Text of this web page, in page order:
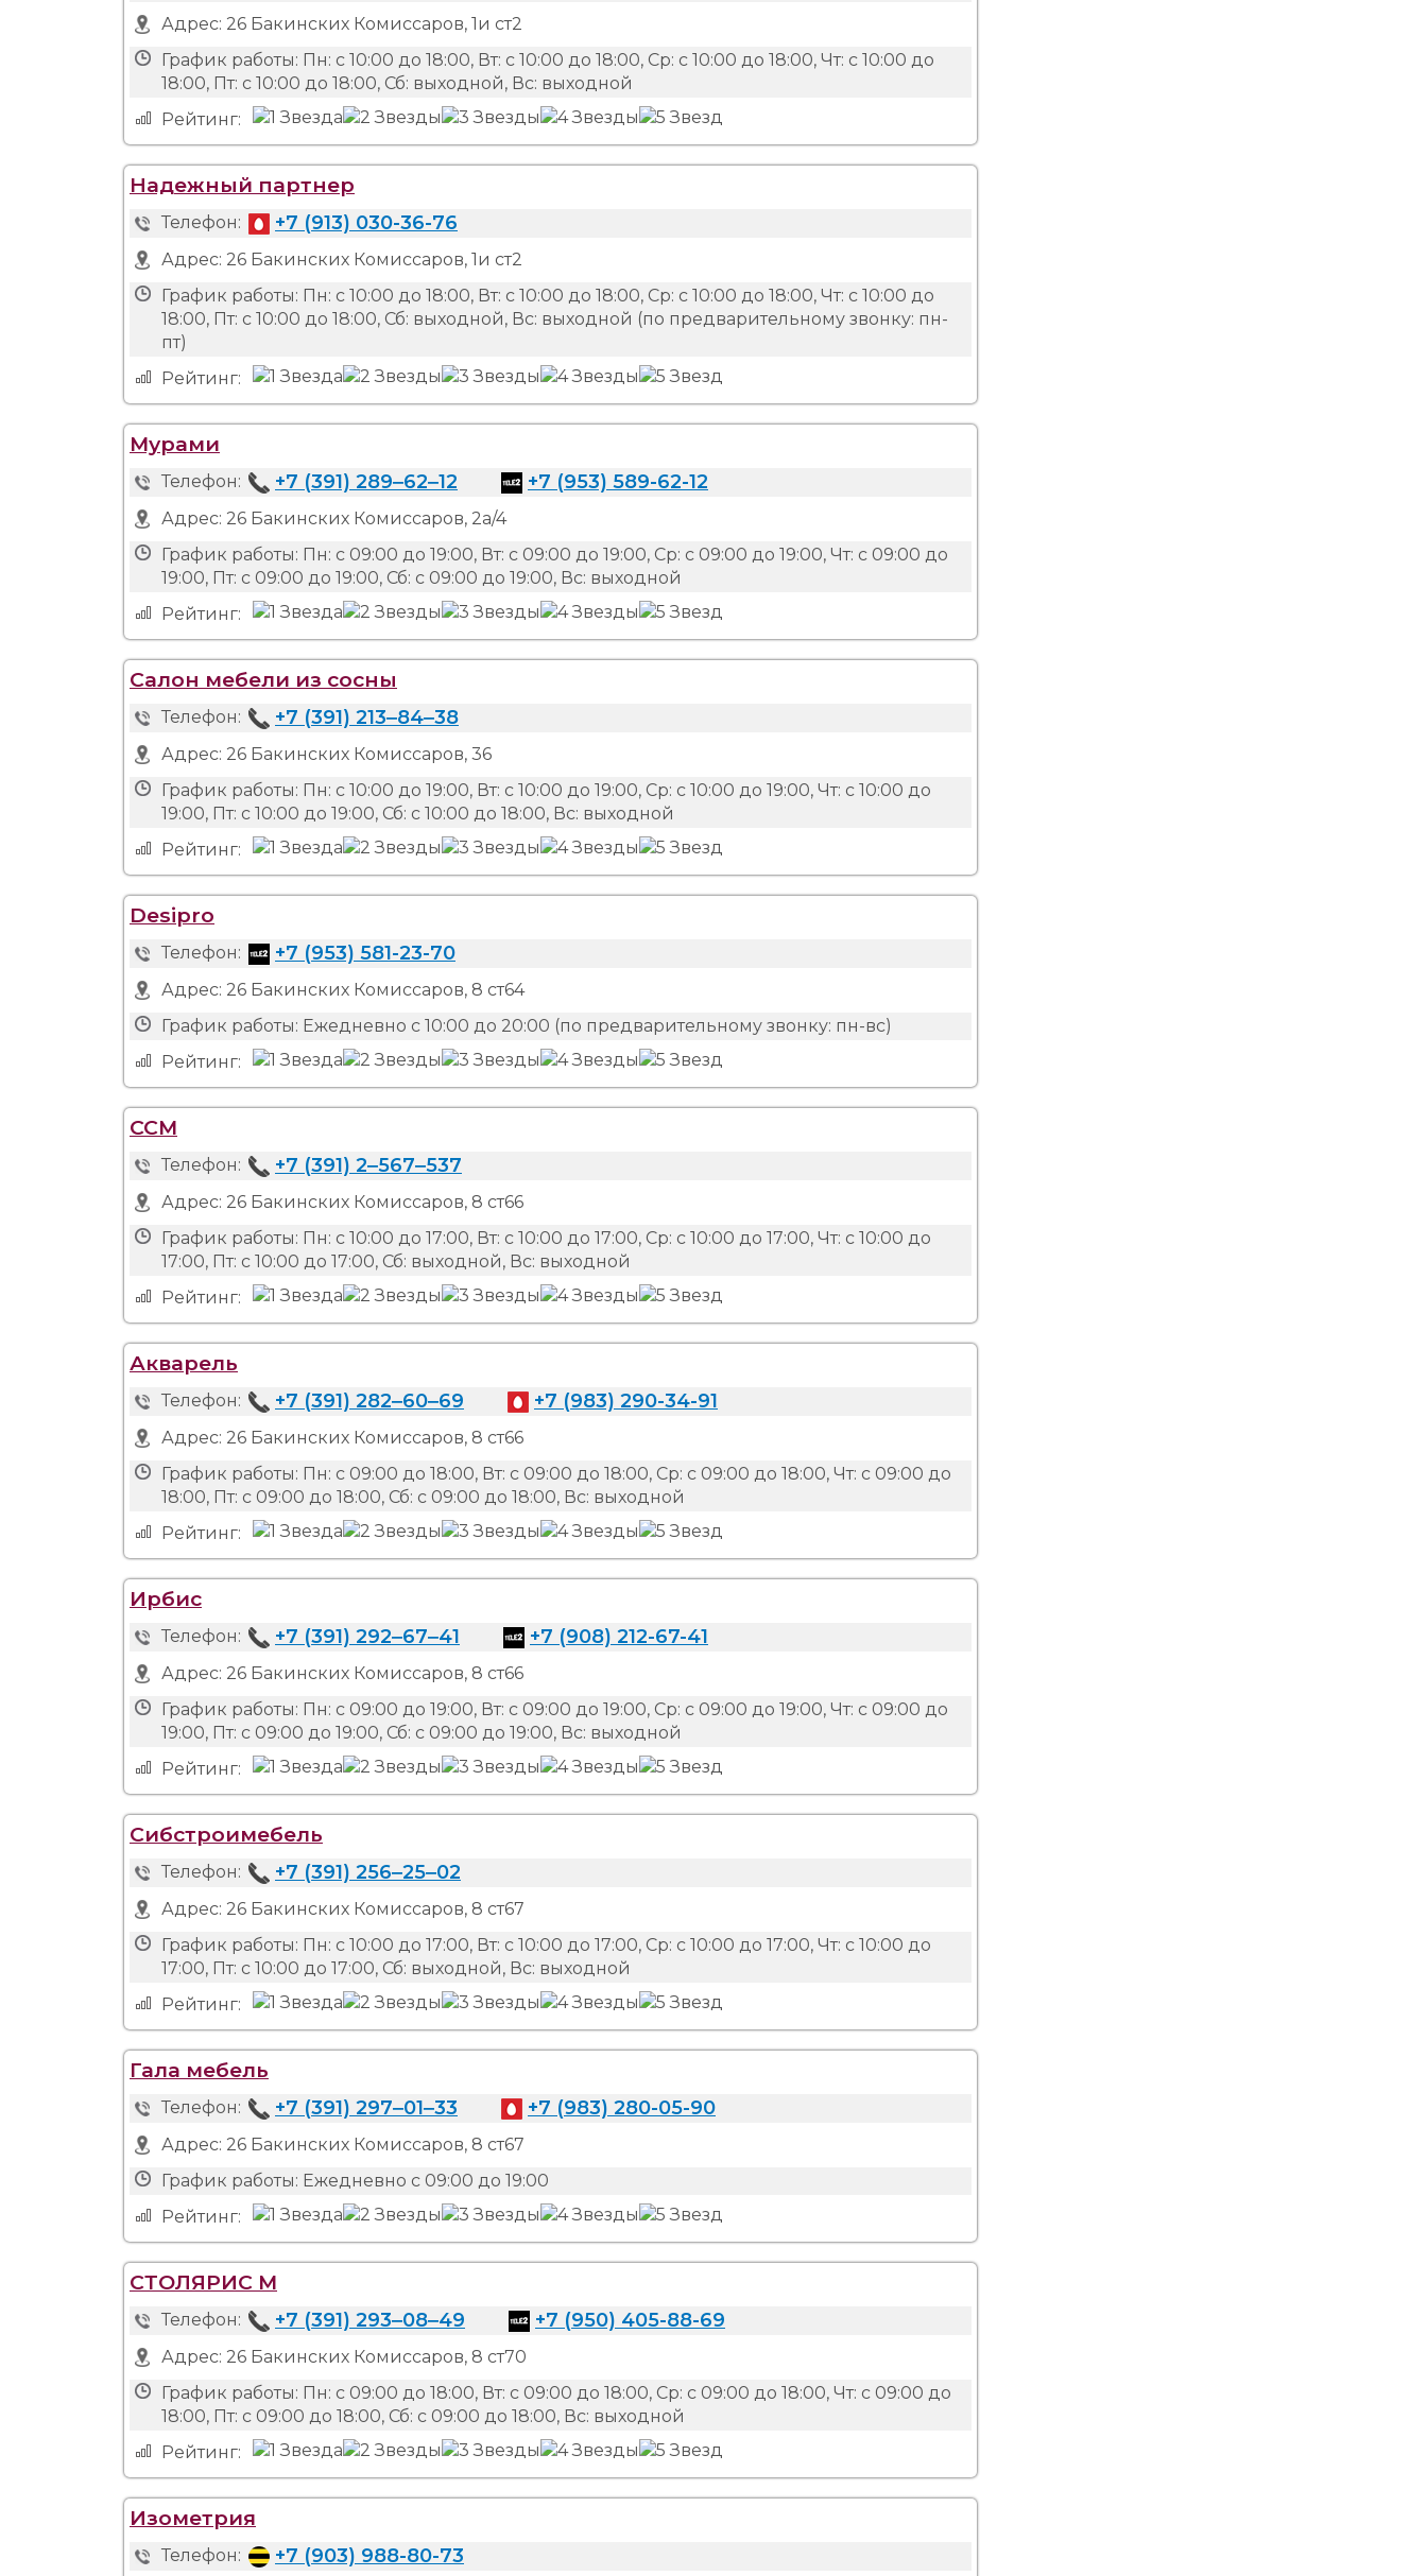
Адрес: 26 Бакинских Комиссаров, 1и ст2
График работы: Пн: с 10:00 до 18:00, Вт: с 10:00 до 18:00, Ср: с 10:00 до 18:00, Чт: с 10:00 до
18:00, Пт: с 10:00 до 18:00, Сб: выходной, Вс: выходной
Рейтинг:
Надежный партнер
Телефон: +7 (913) 030-36-76
Адрес: 26 Бакинских Комиссаров, 1и ст2
График работы: Пн: с 10:00 до 18:00, Вт: с 10:00 до 18:00, Ср: с 10:00 до 18:00, Чт: с 10:00 до
18:00, Пт: с 10:00 до 18:00, Сб: выходной, Вс: выходной (по предварительному звонку: пн-
пт)
Рейтинг:
Мурами
Телефон: +7 (391) 289‒62‒12 +7 (953) 589-62-12
Адрес: 26 Бакинских Комиссаров, 2а/4
График работы: Пн: с 09:00 до 19:00, Вт: с 09:00 до 19:00, Ср: с 09:00 до 19:00, Чт: с 09:00 до
19:00, Пт: с 09:00 до 19:00, Сб: с 09:00 до 19:00, Вс: выходной
Рейтинг:
Салон мебели из сосны
Телефон: +7 (391) 213‒84‒38
Адрес: 26 Бакинских Комиссаров, 36
График работы: Пн: с 10:00 до 19:00, Вт: с 10:00 до 19:00, Ср: с 10:00 до 19:00, Чт: с 10:00 до
19:00, Пт: с 10:00 до 19:00, Сб: с 10:00 до 18:00, Вс: выходной
Рейтинг:
Desipro
Телефон: +7 (953) 581-23-70
Адрес: 26 Бакинских Комиссаров, 8 ст64
График работы: Ежедневно с 10:00 до 20:00 (по предварительному звонку: пн-вс)
Рейтинг:
ССМ
Телефон: +7 (391) 2‒567‒537
Адрес: 26 Бакинских Комиссаров, 8 ст66
График работы: Пн: с 10:00 до 17:00, Вт: с 10:00 до 17:00, Ср: с 10:00 до 17:00, Чт: с 10:00 до
17:00, Пт: с 10:00 до 17:00, Сб: выходной, Вс: выходной
Рейтинг:
Акварель
Телефон: +7 (391) 282‒60‒69 +7 (983) 290-34-91
Адрес: 26 Бакинских Комиссаров, 8 ст66
График работы: Пн: с 09:00 до 18:00, Вт: с 09:00 до 18:00, Ср: с 09:00 до 18:00, Чт: с 09:00 до
18:00, Пт: с 09:00 до 18:00, Сб: с 09:00 до 18:00, Вс: выходной
Рейтинг:
Ирбис
Телефон: +7 (391) 292‒67‒41 +7 (908) 212-67-41
Адрес: 26 Бакинских Комиссаров, 8 ст66
График работы: Пн: с 09:00 до 19:00, Вт: с 09:00 до 19:00, Ср: с 09:00 до 19:00, Чт: с 09:00 до
19:00, Пт: с 09:00 до 19:00, Сб: с 09:00 до 19:00, Вс: выходной
Рейтинг:
Сибстроимебель
Телефон: +7 (391) 256‒25‒02
Адрес: 26 Бакинских Комиссаров, 8 ст67
График работы: Пн: с 10:00 до 17:00, Вт: с 10:00 до 17:00, Ср: с 10:00 до 17:00, Чт: с 10:00 до
17:00, Пт: с 10:00 до 17:00, Сб: выходной, Вс: выходной
Рейтинг:
Гала мебель
Телефон: +7 (391) 297‒01‒33 +7 (983) 280-05-90
Адрес: 26 Бакинских Комиссаров, 8 ст67
График работы: Ежедневно с 09:00 до 19:00
Рейтинг:
СТОЛЯРИС М
Телефон: +7 (391) 293‒08‒49 +7 (950) 405-88-69
Адрес: 26 Бакинских Комиссаров, 8 ст70
График работы: Пн: с 09:00 до 18:00, Вт: с 09:00 до 18:00, Ср: с 09:00 до 18:00, Чт: с 09:00 до
18:00, Пт: с 09:00 до 18:00, Сб: с 09:00 до 18:00, Вс: выходной
Рейтинг:
Изометрия
Телефон: +7 (903) 988-80-73